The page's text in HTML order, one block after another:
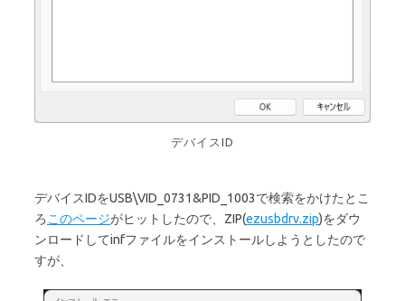
デバイスID
デバイスIDをUSB\VID_0731&PID_1003で検索をかけたとこ
ろ このページがヒットしたので、ZIP(ezusbdrv.zip)をダウ
ンロードしてinfファイルをインストールしようとしたので
すが、